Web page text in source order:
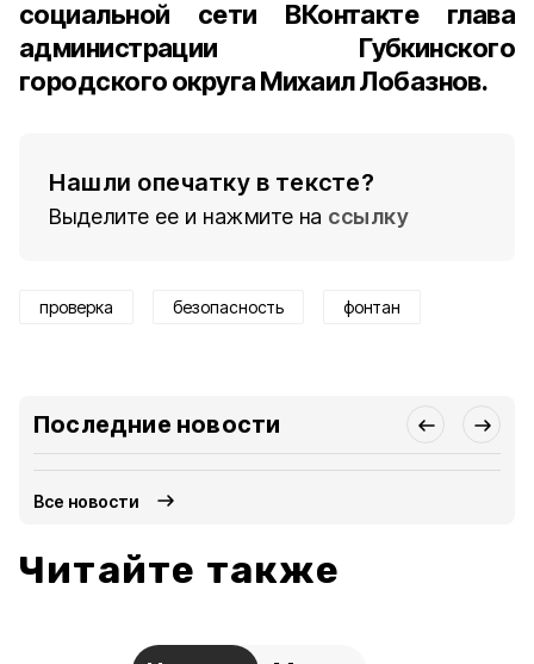
социальной сети ВКонтакте глава
администрации Губкинского
городского округа Михаил Лобазнов.
Нашли опечатку в тексте?
Выделите ее и нажмите на ссылку
проверка безопасность фонтан
Последние новости
Все новости
Читайте также